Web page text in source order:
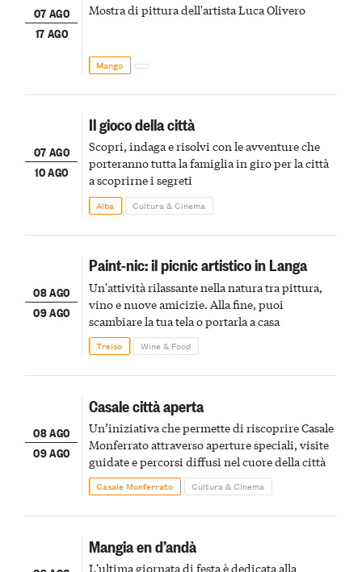
07 AGO
17 AGO
Mostra di pittura dell'artista Luca Olivero
Mango
07 AGO
10 AGO
Il gioco della città
Scopri, indaga e risolvi con le avventure che
porteranno tutta la famiglia in giro per la città
a scoprirne i segreti
Alba Cultura & Cinema
08 AGO
09 AGO
Paint-nic: il picnic artistico in Langa
Un'attività rilassante nella natura tra pittura,
vino e nuove amicizie. Alla fine, puoi
scambiare la tua tela o portarla a casa
Treiso Wine & Food
08 AGO
09 AGO
Casale città aperta
Un’iniziativa che permette di riscoprire Casale
Monferrato attraverso aperture speciali, visite
guidate e percorsi diffusi nel cuore della città
Casale Monferrato Cultura & Cinema
Mangia en d’andà
L'ultima giornata di festa è dedicata alla